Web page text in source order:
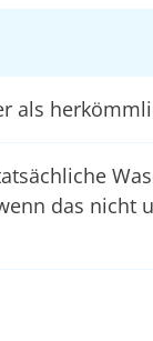
als
das nicht